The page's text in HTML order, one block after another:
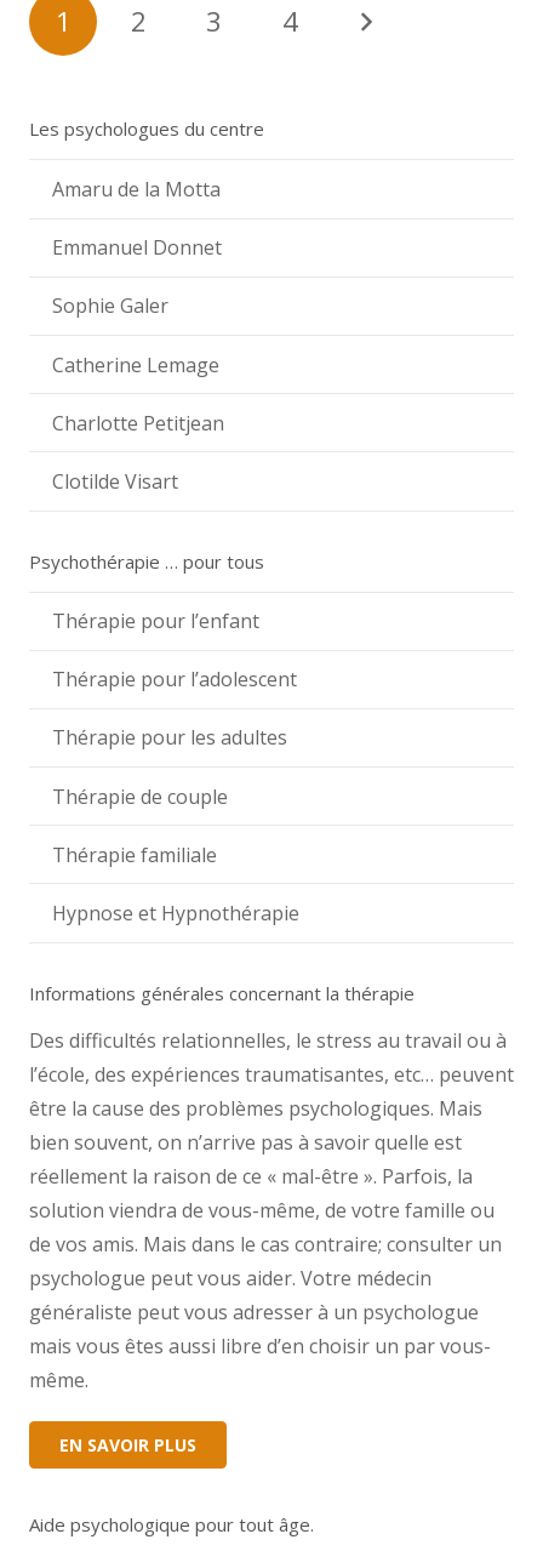
1 2 3 4
Les psychologues du centre
Amaru de la Motta
Emmanuel Donnet
Sophie Galer
Catherine Lemage
Charlotte Petitjean
Clotilde Visart
Psychothérapie … pour tous
Thérapie pour l’enfant
Thérapie pour l’adolescent
Thérapie pour les adultes
Thérapie de couple
Thérapie familiale
Hypnose et Hypnothérapie
Informations générales concernant la thérapie
Des difficultés relationnelles, le stress au travail ou à
l’école, des expériences traumatisantes, etc… peuvent
être la cause des problèmes psychologiques. Mais
bien souvent, on n’arrive pas à savoir quelle est
réellement la raison de ce « mal-être ». Parfois, la
solution viendra de vous-même, de votre famille ou
de vos amis. Mais dans le cas contraire; consulter un
psychologue peut vous aider. Votre médecin
généraliste peut vous adresser à un psychologue
mais vous êtes aussi libre d’en choisir un par vous-
même.
EN SAVOIR PLUS
Aide psychologique pour tout âge.